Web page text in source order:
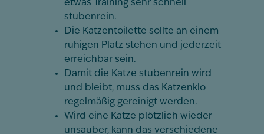
etwas Training sehr schnell
stubenrein.
Die Katzentoilette sollte an einem
ruhigen Platz stehen und jederzeit
erreichbar sein.
Damit die Katze stubenrein wird
und bleibt, muss das Katzenklo
regelmäßig gereinigt werden.
Wird eine Katze plötzlich wieder
unsauber, kann das verschiedene